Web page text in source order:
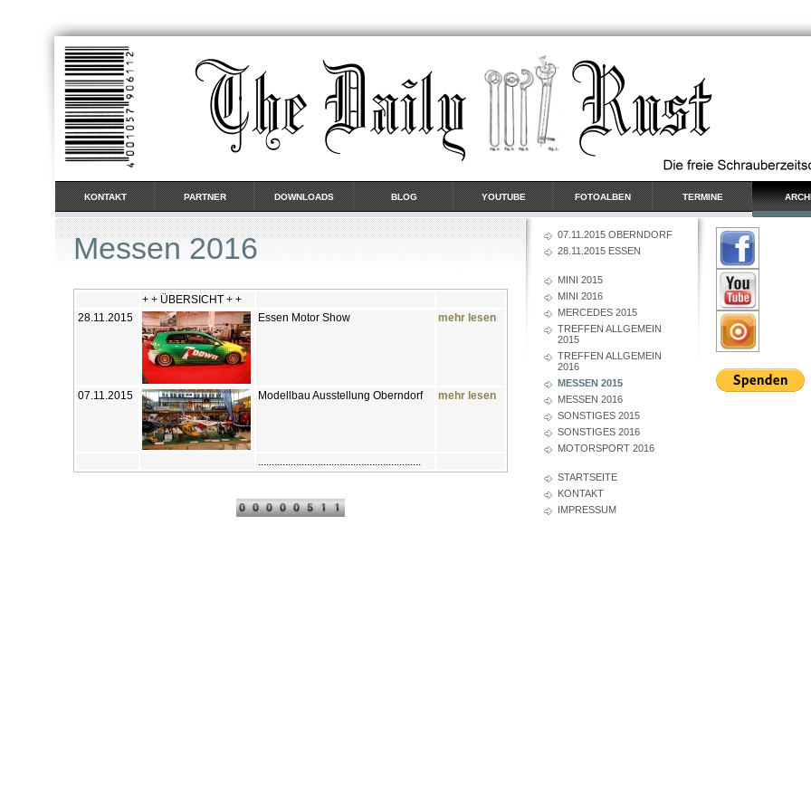
KONTAKT PARTNER DOWNLOADS BLOG YOUTUBE FOTOALBEN TERMINE
07.11.2015 OBERNDORF
28.11.2015 ESSEN
MINI 2015
MINI 2016
MERCEDES 2015
TREFFEN ALLGEMEIN
2015
TREFFEN ALLGEMEIN
2016
MESSEN 2015
MESSEN 2016
SONSTIGES 2015
SONSTIGES 2016
MOTORSPORT 2016
STARTSEITE
KONTAKT
IMPRESSUM
Messen 2016
+ + ÜBERSICHT + +
28.11.2015
Essen Motor Show mehr lesen
07.11.2015 Modellbau Ausstellung Oberndorf mehr lesen
............................................................